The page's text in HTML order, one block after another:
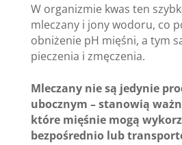
W organizmie kwas ten
mleczany i jony wodoru, co
obniżenie pH mięśni, a tym
pieczenia i zmęczenia.
Mleczany nie są jedynie
ubocznym – stanowią
które mięśnie mogą
bezpośrednio lub